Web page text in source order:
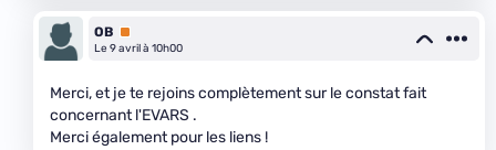
OB Premium
Le 9 avril à 10h00
Merci, et je te rejoins complètement sur le constat fait
concernant l'EVARS .
Merci également pour les liens !